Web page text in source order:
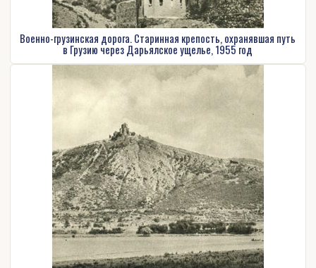
Военно-грузинская дорога. Старинная крепость, охранявшая путь
в Грузию через Дарьялское ущелье, 1955 год